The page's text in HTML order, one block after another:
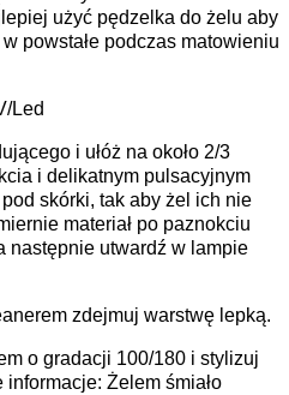
użyć pędzelka do żelu aby
powstałe podczas matowieniu
Led
i ułóż na około 2/3
i delikatnym pulsacyjnym
skórki, tak aby żel ich nie
materiał po paznokciu
następnie utwardź w lampie
zdejmuj warstwę lepką.
o gradacji 100/180 i stylizuj
Żelem śmiało